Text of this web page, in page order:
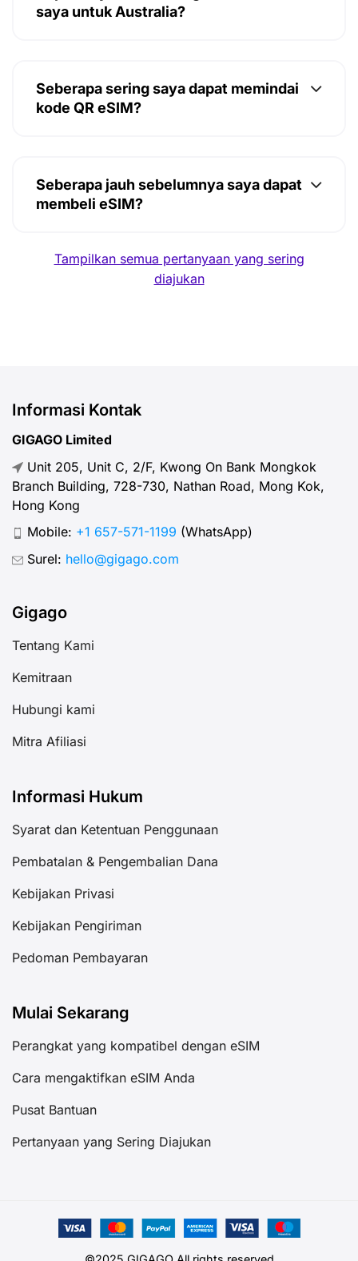
saya untuk Australia?
Seberapa sering saya dapat memindai
kode QR eSIM?
Seberapa jauh sebelumnya saya dapat
membeli eSIM?
Tampilkan semua pertanyaan yang sering
diajukan
Informasi Kontak
GIGAGO Limited
Unit 205, Unit C, 2/F, Kwong On Bank Mongkok
Branch Building, 728-730, Nathan Road, Mong Kok,
Hong Kong
Mobile: +1 657-571-1199 (WhatsApp)
Surel: hello@gigago.com
Gigago
Tentang Kami
Kemitraan
Hubungi kami
Mitra Afiliasi
Informasi Hukum
Syarat dan Ketentuan Penggunaan
Pembatalan & Pengembalian Dana
Kebijakan Privasi
Kebijakan Pengiriman
Pedoman Pembayaran
Mulai Sekarang
Perangkat yang kompatibel dengan eSIM
Cara mengaktifkan eSIM Anda
Pusat Bantuan
Pertanyaan yang Sering Diajukan